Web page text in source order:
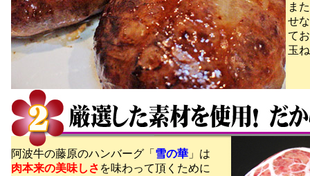
ま
せ
て
玉
阿波牛の藤原のハンバーグ「 雪の華 」は
肉本来の美味しさ を味わって頂くために